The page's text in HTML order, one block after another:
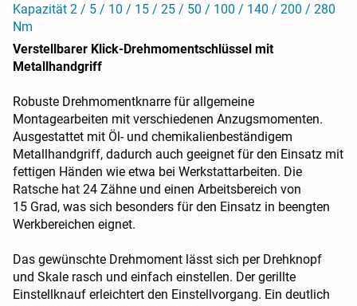
Kapazität 2 / 5 / 10 / 15 / 25 / 50 / 100 / 140 / 200 / 280
Nm
Verstellbarer Klick-Drehmomentschlüssel mit
Metallhandgriff
Robuste Drehmomentknarre für allgemeine
Montagearbeiten mit verschiedenen Anzugsmomenten.
Ausgestattet mit Öl- und chemikalienbeständigem
Metallhandgriff, dadurch auch geeignet für den Einsatz mit
fettigen Händen wie etwa bei Werkstattarbeiten. Die
Ratsche hat 24 Zähne und einen Arbeitsbereich von
15 Grad, was sich besonders für den Einsatz in beengten
Werkbereichen eignet.
Das gewünschte Drehmoment lässt sich per Drehknopf
und Skale rasch und einfach einstellen. Der gerillte
Einstellknauf erleichtert den Einstellvorgang. Ein deutlich